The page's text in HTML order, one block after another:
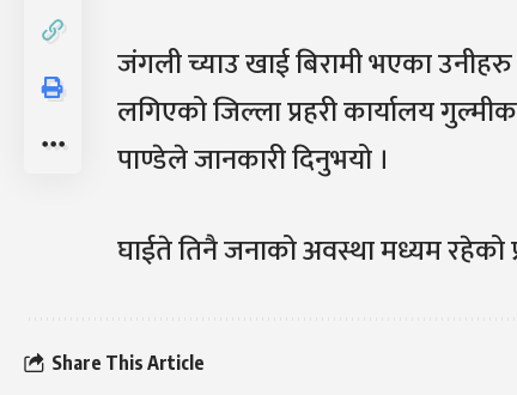
जंगली च्याउ खाई बिरामी भएका
लगिएको जिल्ला प्रहरी कार्यालय
पाण्डेले जानकारी दिनुभयो ।
घाईते तिनै जनाको अवस्था मध्यम रहेको
Share This Article